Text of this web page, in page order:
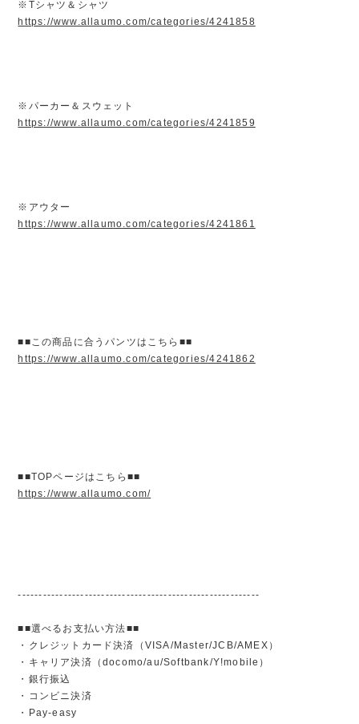
※Tシャツ＆シャツ
https://www.allaumo.com/categories/4241858
※パーカー＆スウェット
https://www.allaumo.com/categories/4241859
※アウター
https://www.allaumo.com/categories/4241861
■■この商品に合うパンツはこちら■■
https://www.allaumo.com/categories/4241862
■■TOPページはこちら■■
https://www.allaumo.com/
----------------------------------------------------------
■■選べるお支払い方法■■
・クレジットカード決済（VISA/Master/JCB/AMEX）
・キャリア決済（docomo/au/Softbank/Y!mobile）
・銀行振込
・コンビニ決済
・Pay-easy